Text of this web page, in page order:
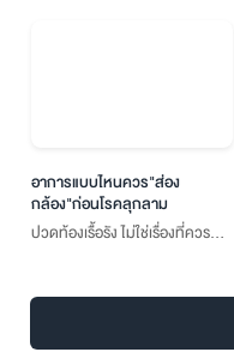
อาการแบบไหนควร"ส่อง
กล้อง"ก่อนโรคลุกลาม
ปวดท้องเรื้อรัง ไม่ใช่เรื่องที่ควร